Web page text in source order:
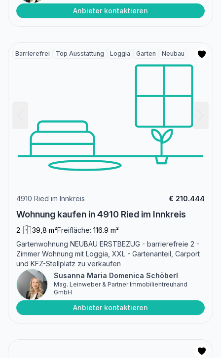
Anbieter kontaktieren
Barrierefrei Top Ausstattung Loggia Garten Neubau
4910 Ried im Innkreis € 210.444
Wohnung kaufen in 4910 Ried im Innkreis
2 39,8 m²Freifläche: 116.9 m²
Gartenwohnung NEUBAU ERSTBEZUG - barrierefreie 2 -
Zimmer Wohnung mit Loggia, XXL - Gartenanteil, Carport
und KFZ-Stellplatz zu verkaufen
Susanna Maria Domenica Schöberl
Mag. Leinweber & Partner Immobilientreuhand
GmbH
Anbieter kontaktieren